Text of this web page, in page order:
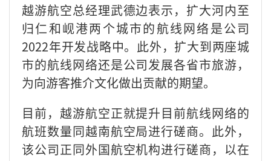
越游航空总经理武德边表示，扩大河内至
归仁和岘港两个城市的航线网络是公司
2022年开发战略中。此外，扩大到两座城
市的航线网络还是公司发展各省市旅游，
为向游客推介文化做出贡献的期望。
目前，越游航空正就提升目前航线网络的
航班数量同越南航空局进行磋商。此外，
该公司正同外国航空机构进行磋商，以在